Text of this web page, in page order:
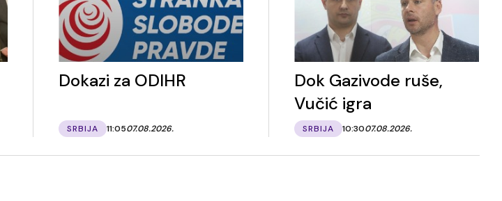
Dokazi za ODIHR
SRBIJA 11:0507.08.2026.
Dok Gazivode ruše,
Vučić igra
SRBIJA 10:3007.08.2026.